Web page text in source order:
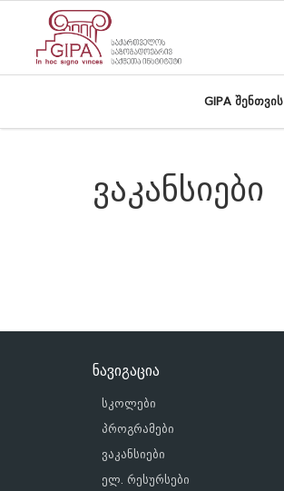
GIPA შენთვის
ვაკანსიები
ნავიგაცია
სკოლები
პროგრამები
ვაკანსიები
ელ. რესურსები